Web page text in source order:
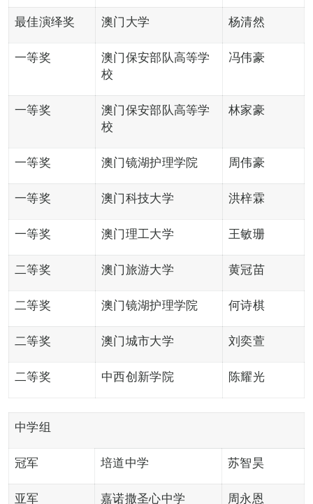
最佳演绎奖 澳门大学 杨清然
一等奖
澳门保安部队高等学
校
冯伟豪
一等奖
澳门保安部队高等学
校
林家豪
一等奖 澳门镜湖护理学院 周伟豪
一等奖 澳门科技大学 洪梓霖
一等奖 澳门理工大学 王敏珊
二等奖 澳门旅游大学 黄冠苗
二等奖 澳门镜湖护理学院 何诗棋
二等奖 澳门城市大学 刘奕萱
二等奖 中西创新学院 陈耀光
中学组
冠军 培道中学 苏智昊
亚军 嘉诺撒圣心中学 周永恩